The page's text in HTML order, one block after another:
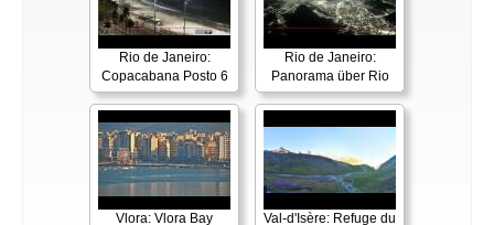
Rio de Janeiro:
Copacabana Posto 6
Rio de Janeiro:
Panorama über Rio
Vlora: Vlora Bay Val-d'Isère: Refuge du